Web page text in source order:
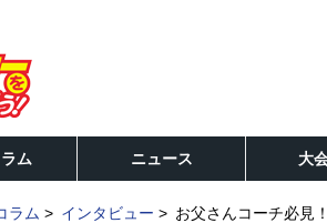
ム ニュース 大
ラム インタビュー お父さんコーチ必見